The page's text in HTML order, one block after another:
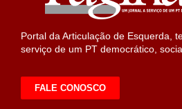
Portal da Articulação de Esquerda,
serviço de um PT democrático,
FALE CONOSCO